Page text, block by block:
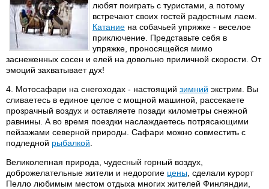
любят поиграть с туристами, а потому
встречают своих гостей радостным лаем.
Катание на собачьей упряжке - веселое
приключение. Представьте себя в
упряжке, проносящейся мимо
заснеженных сосен и елей на довольно приличной скорости. От
эмоций захватывает дух!
4. Мотосафари на снегоходах - настоящий зимний экстрим. Вы
сливаетесь в единое целое с мощной машиной, рассекаете
прозрачный воздух и оставляете позади километры снежной
равнины. А во время поездки наслаждаетесь потрясающими
пейзажами северной природы. Сафари можно совместить с
подледной рыбалкой
Великолепная природа, чудесный горный воздух,
доброжелательные жители и недорогие цены , сделали курорт
Пелло любимым местом отдыха многих жителей Финляндии,